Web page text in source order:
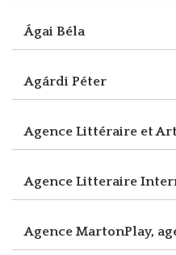
Ágai Béla
Agárdi Péter
Agence Littéraire et
Agence Litteraire
Agence MartonPlay,